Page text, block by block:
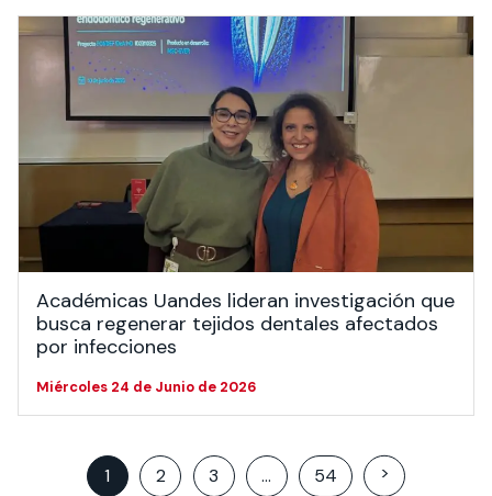
Académicas Uandes lideran investigación que
busca regenerar tejidos dentales afectados
por infecciones
Miércoles 24 de Junio de 2026
Posts
1 2 3 … 54 >